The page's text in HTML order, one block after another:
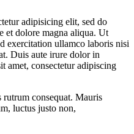
adipisicing elit, sed do
et dolore magna aliqua. Ut
exercitation ullamco laboris nisi
Duis aute irure dolor in
amet, consectetur adipiscing
rutrum consequat. Mauris
luctus justo non,